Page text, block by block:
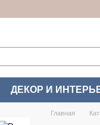
ДЕКОР И
Главная